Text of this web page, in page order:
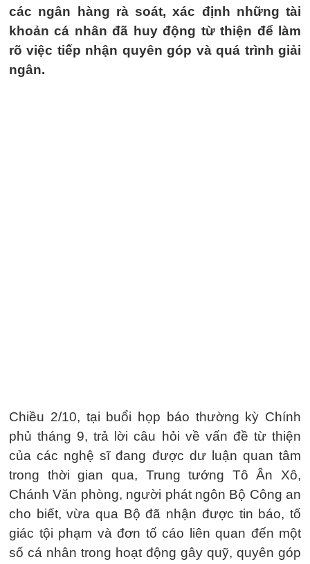
các ngân hàng rà soát, xác định những tài
khoản cá nhân đã huy động từ thiện để làm
rõ việc tiếp nhận quyên góp và quá trình giải
ngân.
Chiều 2/10, tại buổi họp báo thường kỳ Chính
phủ tháng 9, trả lời câu hỏi về vấn đề từ thiện
của các nghệ sĩ đang được dư luận quan tâm
trong thời gian qua, Trung tướng Tô Ân Xô,
Chánh Văn phòng, người phát ngôn Bộ Công an
cho biết, vừa qua Bộ đã nhận được tin báo, tố
giác tội phạm và đơn tố cáo liên quan đến một
số cá nhân trong hoạt động gây quỹ, quyên góp